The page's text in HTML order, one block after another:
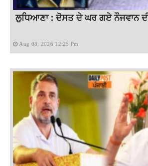
ਲੁਧਿਆਣਾ : ਦੋਸਤ ਦੇ ਘਰ ਗਏ ਨੌਜਵਾਨ
Aug 08, 2026 12:25 Pm